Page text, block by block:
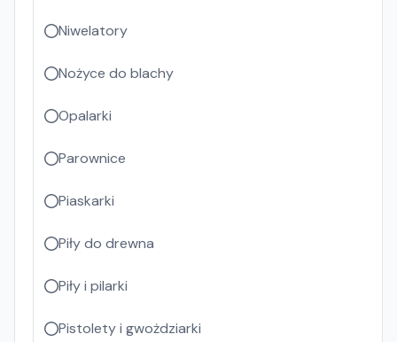
Niwelatory
Nożyce do blachy
Opalarki
Parownice
Piaskarki
Piły do drewna
Piły i pilarki
Pistolety i gwożdziarki